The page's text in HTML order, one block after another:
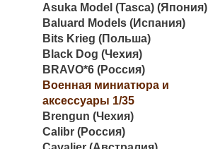
Asuka Model (Tasca) (Япония)
Baluard Models (Испания)
Bits Krieg (Польша)
Black Dog (Чехия)
BRAVO*6 (Россия)
Военная миниатюра и
аксессуары 1/35
Brengun (Чехия)
Calibr (Россия)